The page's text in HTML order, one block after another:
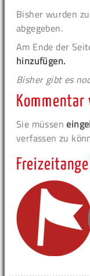
Bisher wurden zu
abgegeben.
Am Ende der
hinzufügen.
Bisher gibt es
Kommentar
Sie müssen
verfassen zu